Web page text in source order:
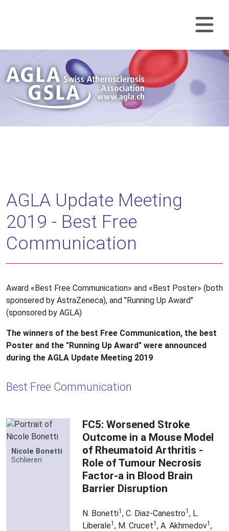
AGLA Update Meeting
2019 - Best Free
Communication
Award «Best Free Communication» and «Best Poster» (both
sponsered by AstraZeneca), and "Running Up Award"
(sponsored by AGLA)
The winners of the best Free Communication, the best
Poster and the "Running Up Award" were announced
during the AGLA Update Meeting 2019
Best Free Communication
Nicole Bonetti
Schlieren
FC5: Worsened Stroke
Outcome in a Mouse Model
of Rheumatoid Arthritis -
Role of Tumour Necrosis
Factor-a in Blood Brain
Barrier Disruption
N. Bonetti1 , C. Diaz-Canestro1 , L.
Liberale1 , M. Crucet1 , A. Akhmedov1 ,